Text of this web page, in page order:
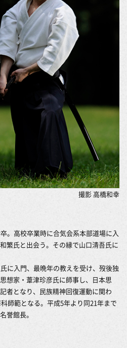
撮影 高橋和幸
。高校卒業時に合気会系本部道場に入
繁氏と出会う。その縁で山口清吾氏に
に入門、最晩年の教えを受け、歿後独
想家・葦津珍彦氏に師事し、日本思
者となり、民族精神回復運動に関わ
師範となる。平成5年より同21年まで
誉館長。